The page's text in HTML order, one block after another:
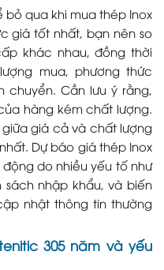
qua khi mua thép Inox
giá tốt nhất, bạn nên so
khác nhau, đồng thời
mua, phương thức
chuyển. Cần lưu ý rằng,
hàng kém chất lượng.
giá cả và chất lượng
Dự báo giá thép Inox
do nhiều yếu tố như
sách nhập khẩu, và biến
nhật thông tin thường
305 năm và yếu